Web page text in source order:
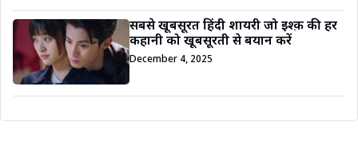
सबसे खूबसूरत हिंदी शायरी जो इश्क़ की हर
कहानी को खूबसूरती से बयान करें
December 4, 2025